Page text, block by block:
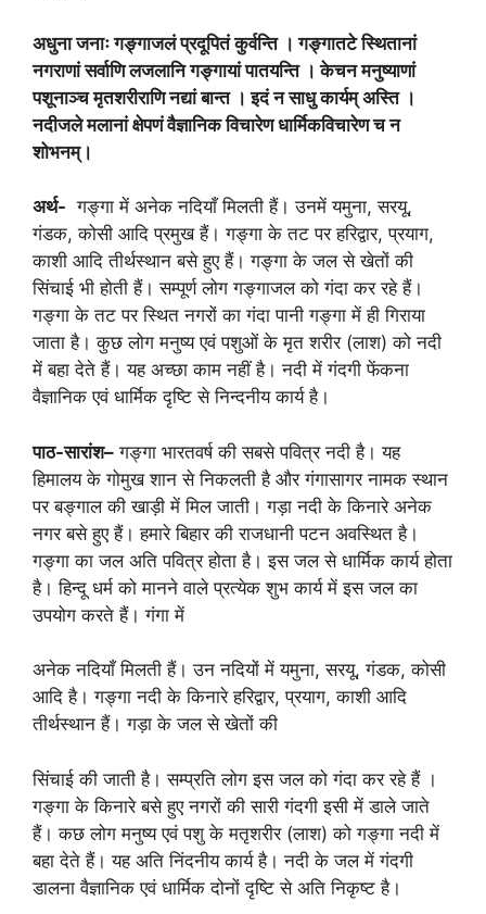
अधुना जनाः गङ्गाजलं प्रदूपितं कुर्वन्ति । गङ्गातटे स्थितानां
नगराणां सर्वाणि लजलानि गङ्गायां पातयन्ति । केचन मनुष्याणां
पशूनाञ्च मृतशरीराणि नद्यां बान्त । इदं न साधु कार्यम् अस्ति ।
नदीजले मलानां क्षेपणं वैज्ञानिक विचारेण धार्मिकविचारेण च न
शोभनम्।
अर्थ- गङ्गा में अनेक नदियाँ मिलती हैं। उनमें यमुना, सरयू,
गंडक, कोसी आदि प्रमुख हैं। गङ्गा के तट पर हरिद्वार, प्रयाग,
काशी आदि तीर्थस्थान बसे हुए हैं। गङ्गा के जल से खेतों की
सिंचाई भी होती हैं। सम्पूर्ण लोग गङ्गाजल को गंदा कर रहे हैं।
गङ्गा के तट पर स्थित नगरों का गंदा पानी गङ्गा में ही गिराया
जाता है। कुछ लोग मनुष्य एवं पशुओं के मृत शरीर (लाश) को नदी
में बहा देते हैं। यह अच्छा काम नहीं है। नदी में गंदगी फेंकना
वैज्ञानिक एवं धार्मिक दृष्टि से निन्दनीय कार्य है।
पाठ-सारांश– गङ्गा भारतवर्ष की सबसे पवित्र नदी है। यह
हिमालय के गोमुख शान से निकलती है और गंगासागर नामक स्थान
पर बङ्गाल की खाड़ी में मिल जाती। गड़ा नदी के किनारे अनेक
नगर बसे हुए हैं। हमारे बिहार की राजधानी पटन अवस्थित है।
गङ्गा का जल अति पवित्र होता है। इस जल से धार्मिक कार्य होता
है। हिन्दू धर्म को मानने वाले प्रत्येक शुभ कार्य में इस जल का
उपयोग करते हैं। गंगा में
अनेक नदियाँ मिलती हैं। उन नदियों में यमुना, सरयू, गंडक, कोसी
आदि है। गङ्गा नदी के किनारे हरिद्वार, प्रयाग, काशी आदि
तीर्थस्थान हैं। गड़ा के जल से खेतों की
सिंचाई की जाती है। सम्प्रति लोग इस जल को गंदा कर रहे हैं ।
गङ्गा के किनारे बसे हुए नगरों की सारी गंदगी इसी में डाले जाते
हैं। कछ लोग मनुष्य एवं पशु के मतृशरीर (लाश) को गङ्गा नदी में
बहा देते हैं। यह अति निंदनीय कार्य है। नदी के जल में गंदगी
डालना वैज्ञानिक एवं धार्मिक दोनों दृष्टि से अति निकृष्ट है।